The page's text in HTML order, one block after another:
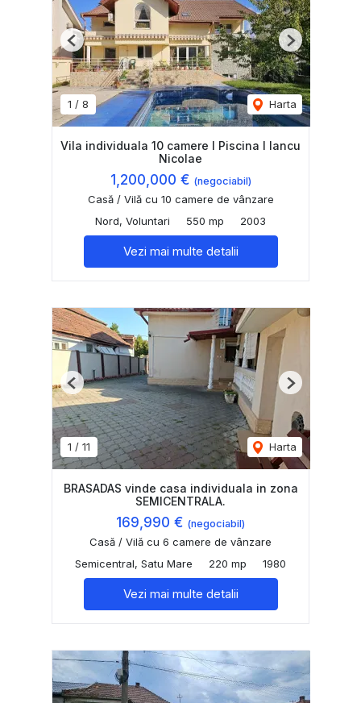
1 / 8 Harta
Previous Next
Vila individuala 10 camere I Piscina I Iancu
Nicolae
1,200,000 € (negociabil)
Casă / Vilă cu 10 camere de vânzare
Nord, Voluntari
550 mp 2003
Vezi mai multe detalii
1 / 11 Harta
Previous Next
BRASADAS vinde casa individuala in zona
SEMICENTRALA.
169,990 € (negociabil)
Casă / Vilă cu 6 camere de vânzare
Semicentral, Satu Mare
220 mp 1980
Vezi mai multe detalii